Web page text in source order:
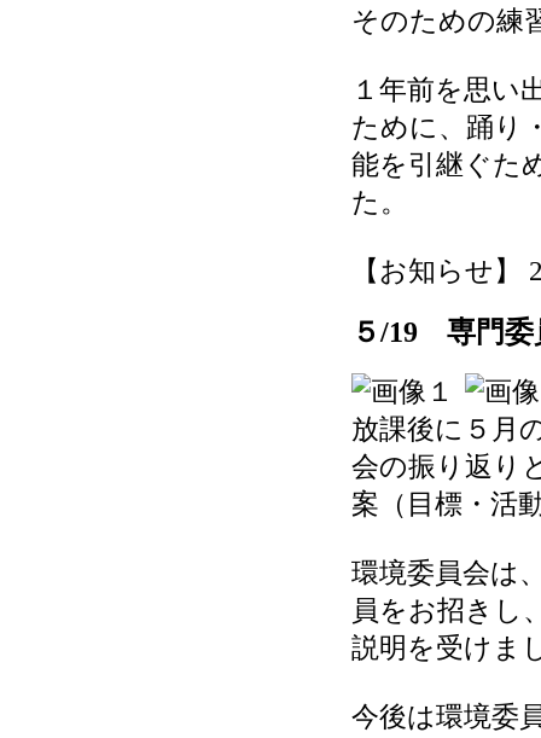
そのための練
１年前を思い
ために、踊り
能を引継ぐた
た。
【お知らせ】
５/19 専門委
放課後に５月
会の振り返り
案（目標・活
環境委員会は
員をお招きし
説明を受けま
今後は環境委